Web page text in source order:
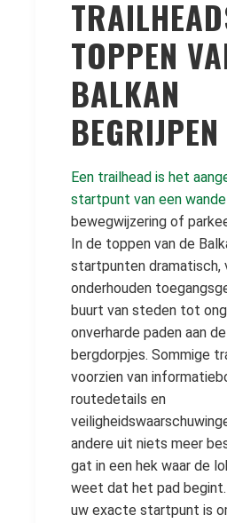
TOPPEN
BALKAN
BEGRIJPEN
Een trailhead is het
startpunt van een
bewegwijzering of
In de toppen van de
startpunten dramatisch,
onderhouden
buurt van steden tot
onverharde paden aan
bergdorpjes. Sommige
voorzien van
routedetails en
andere uit niets meer
gat in een hek waar de
weet dat het pad
uw exacte startpunt is